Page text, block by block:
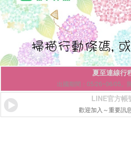
夏至連線行
出國期間：05/26~06/05。
LINE官方帳
歡迎加入～重要訊